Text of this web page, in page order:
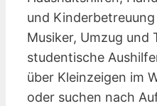
und
Musiker, Umzug und
studentische
über Kleinzeigen im
oder suchen nach